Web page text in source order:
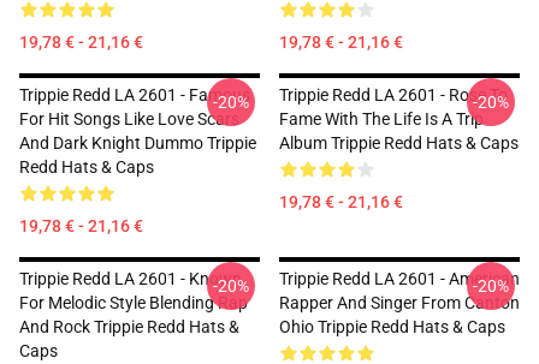
19,78 € - 21,16 € 19,78 € - 21,16 €
Trippie Redd LA 2601 - Famous
For Hit Songs Like Love Scars
And Dark Knight Dummo Trippie
Redd Hats & Caps
19,78 € - 21,16 €
-20%
Trippie Redd LA 2601 - Rose To
Fame With The Life Is A Trip
Album Trippie Redd Hats & Caps
19,78 € - 21,16 €
-20%
Trippie Redd LA 2601 - Known
For Melodic Style Blending Rap
And Rock Trippie Redd Hats &
Caps
-20%
Trippie Redd LA 2601 - American
Rapper And Singer From Canton
Ohio Trippie Redd Hats & Caps
-20%